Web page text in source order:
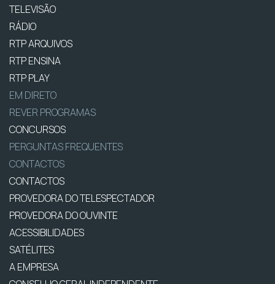
TELEVISÃO
RÁDIO
RTP ARQUIVOS
RTP ENSINA
RTP PLAY
EM DIRETO
REVER PROGRAMAS
CONCURSOS
PERGUNTAS FREQUENTES
CONTACTOS
CONTACTOS
PROVEDORA DO TELESPECTADOR
PROVEDORA DO OUVINTE
ACESSIBILIDADES
SATÉLITES
A EMPRESA